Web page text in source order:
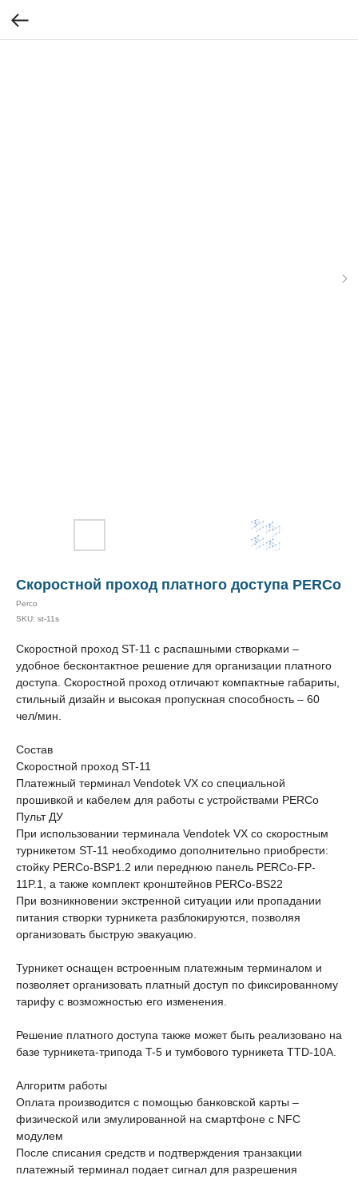
Скоростной проход платного доступа PERCo
Perco
SKU: st-11s
Скоростной проход ST-11 с распашными створками –
удобное бесконтактное решение для организации платного
доступа. Скоростной проход отличают компактные габариты,
стильный дизайн и высокая пропускная способность – 60
чел/мин.
Состав
Скоростной проход ST-11
Платежный терминал Vendotek VX со специальной
прошивкой и кабелем для работы с устройствами PERCo
Пульт ДУ
При использовании терминала Vendotek VX со скоростным
турникетом ST-11 необходимо дополнительно приобрести:
стойку PERCo-BSP1.2 или переднюю панель PERCo-FP-
11P.1, а также комплект кронштейнов PERCo-BS22
При возникновении экстренной ситуации или пропадании
питания створки турникета разблокируются, позволяя
организовать быструю эвакуацию.
Турникет оснащен встроенным платежным терминалом и
позволяет ​​организовать платный доступ по фиксированному
тарифу с возможностью его изменения.
Решение платного доступа также может быть реализовано на
базе турникета-трипода T-5 и тумбового турникета TTD-10A.
Алгоритм работы
Оплата производится с помощью банковской карты –
физической или эмулированной на смартфоне с NFC
модулем
После списания средств и подтверждения транзакции
платежный терминал подает сигнал для разрешения